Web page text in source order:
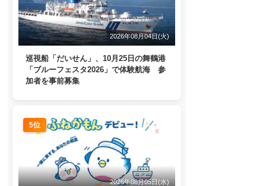
2026年08月04日(火)
巡視船「だいせん」、10月25日の舞鶴港
「ブルーフェスタ2026」で体験航海 参
加者を事前募集
5位
2026年08月05日(水)